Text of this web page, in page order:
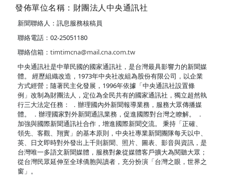
發佈單位名稱：財團法人中央通訊社
新聞聯絡人：訊息服務核稿員
聯絡電話：02-25051180
聯絡信箱： timtimcna@mail.cna.com.tw
中央通訊社是中華民國的國家通訊社，是台灣最具影響力的新聞媒
體。 經歷組織改造，1973年中央社改組為股份有限公司，以企業
方式經營；隨著民主化發展，1996年依據「中央通訊社設置條
例」改制為財團法人，定位為全民共有的國家通訊社，獨立超然執
行三大法定任務： ．辦理國內外新聞報導業務，服務大眾傳播媒
體。 ．辦理國家對外新聞通訊業務，促進國際對台灣之瞭解。 ．
加強與國際新聞通訊社合作，增進國際新聞交流。 秉持「正確、
領先、客觀、翔實」的基本原則，中央社專業新聞團隊每天以中、
英、日文即時對外發出上千則新聞、照片、圖表、影音與資訊，是
台灣唯一多語文新聞媒體，服務對象從媒體客戶擴大為閱聽大眾；
從台灣民眾延伸至全球僑胞與讀者，充分扮演「台灣之眼，世界之
窗」。